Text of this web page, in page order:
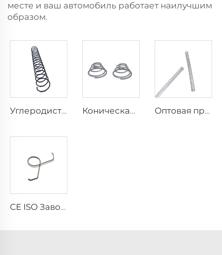
месте и ваш автомобиль работает наилучшим
образом.
Углеродистая стальная спиральная пружина сжатия с сертификатом CE ISO Коническая винтовая пружина сжатия из нержавеющей стали, оптовая продажа Оптовая продажа индивидуальных маленьких винтовых пружин сжатия из нержавеющей стали
CE ISO Заводская проволока формующая нержавеющая стальная двойная пружина витков с зажимом